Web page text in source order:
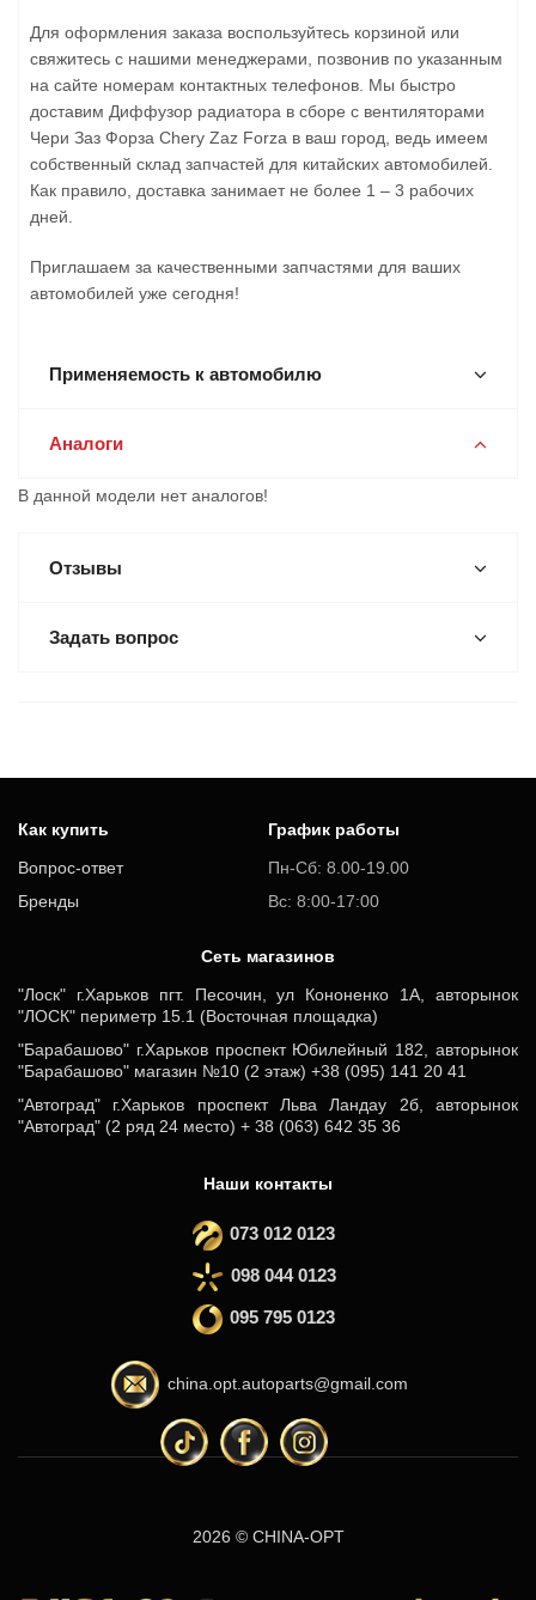
Для оформления заказа воспользуйтесь корзиной или
свяжитесь с нашими менеджерами, позвонив по указанным
на сайте номерам контактных телефонов. Мы быстро
доставим Диффузор радиатора в сборе с вентиляторами
Чери Заз Форза Chery Zaz Forza в ваш город, ведь имеем
собственный склад запчастей для китайских автомобилей.
Как правило, доставка занимает не более 1 – 3 рабочих
дней.
Приглашаем за качественными запчастями для ваших
автомобилей уже сегодня!
Применяемость к автомобилю
Аналоги
В данной модели нет аналогов!
Отзывы
Задать вопрос
Как купить
Вопрос-ответ
Бренды
График работы
Пн-Сб: 8.00-19.00
Вс: 8:00-17:00
Cеть магазинов
"Лоск" г.Харьков пгт. Песочин, ул Кононенко 1А, авторынок
"ЛОСК" периметр 15.1 (Восточная площадка)
"Барабашово" г.Харьков проспект Юбилейный 182, авторынок
"Барабашово" магазин №10 (2 этаж) +38 (095) 141 20 41
"Автоград" г.Харьков проспект Льва Ландау 2б, авторынок
"Автоград" (2 ряд 24 место) + 38 (063) 642 35 36
Наши контакты
073 012 0123
098 044 0123
095 795 0123
china.opt.autoparts@gmail.com
2026 © CHINA-OPT